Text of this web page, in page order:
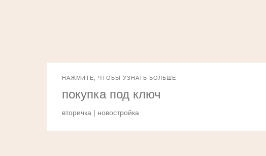
НАЖМИТЕ, ЧТОБЫ УЗНАТЬ БОЛЬШЕ
покупка под ключ
вторичка | новостройка